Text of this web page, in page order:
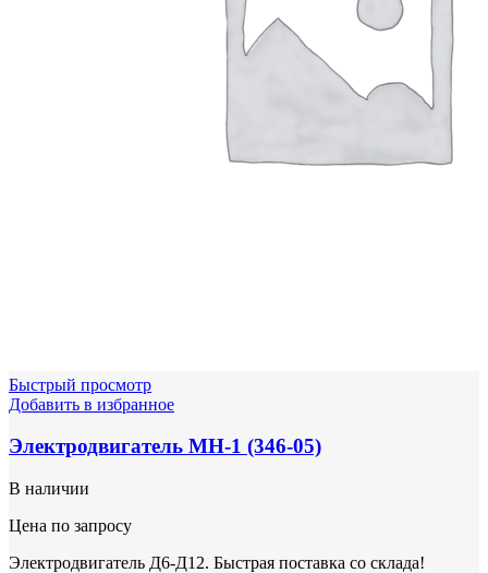
Быстрый просмотр
Добавить в избранное
Электродвигатель МН-1 (346-05)
В наличии
Цена по запросу
Электродвигатель Д6-Д12. Быстрая поставка со склада!